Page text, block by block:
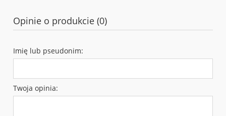
Opinie o produkcie (0)
Imię lub pseudonim:
Twoja opinia: